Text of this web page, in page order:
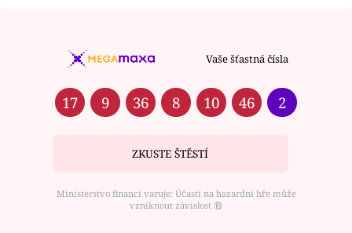
Vaše šťastná čísla
17 9 36 8 10 46 2
ZKUSTE ŠTĚSTÍ
Ministerstvo financí varuje: Účastí na hazardní hře může
vzniknout závislost ⑱